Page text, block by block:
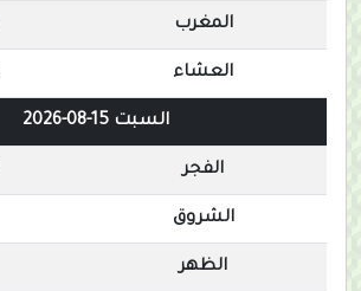
المغرب
العشاء
السبت 15-08-2026
الفجر
الشروق
الظهر